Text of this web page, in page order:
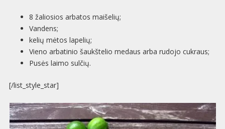
8 žaliosios arbatos maišelių;
Vandens;
kelių mėtos lapelių;
Vieno arbatinio šaukštelio medaus arba rudojo cukraus;
Pusės laimo sulčių.
[/list_style_star]